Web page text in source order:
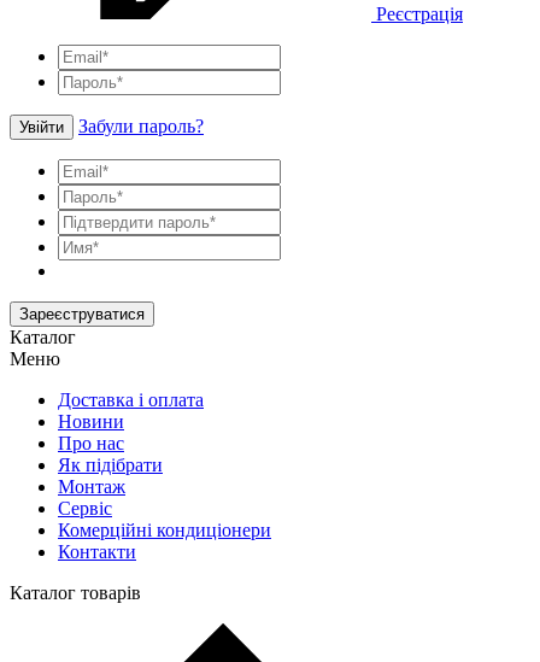
Реєстрація
Увійти Забули пароль?
Зареєструватися
Каталог
Меню
Доставка і оплата
Новини
Про нас
Як підібрати
Монтаж
Сервіс
Комерційні кондиціонери
Контакти
Каталог товарів